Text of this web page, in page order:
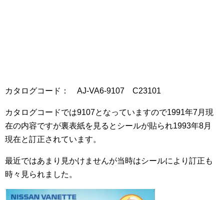
カタログコード： AJ-VA6-9107 C23101
カタログコードでは9107となっていますので1991年7月現
在の内容ですが裏表紙を見るとシールが貼られ1993年8月
現在と訂正されています。
最近ではあまり見かけませんが当時はシールにより訂正も
時々見られました。